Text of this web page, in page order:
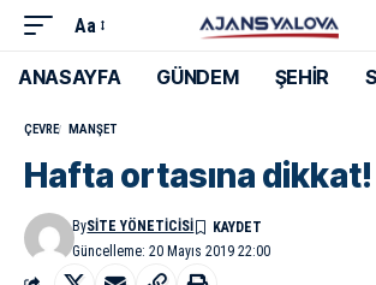
Aa
ANASAYFA GÜNDEM ŞEHİR
ÇEVRE MANŞET
Hafta ortasına dikkat!
Güncelleme: 20 Mayıs 2019 22:00
BySITE YÖNETICISI